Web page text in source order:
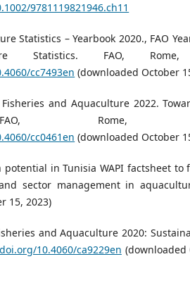
9781119821946.ch11
Statistics – Yearbook 2020., FAO
Statistics. FAO,
cc7493en (downloaded October
and Aquaculture 2022.
FAO, Rome,
cc0461en (downloaded October
potential in Tunisia WAPI factsheet to
sector management in
15, 2023)
and Aquaculture 2020:
10.4060/ca9229en (downloaded